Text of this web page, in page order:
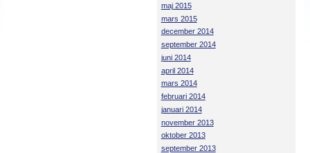
maj 2015
mars 2015
december 2014
september 2014
juni 2014
april 2014
mars 2014
februari 2014
januari 2014
november 2013
oktober 2013
september 2013